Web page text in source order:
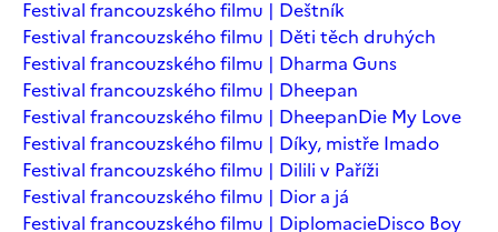
Festival francouzského filmu | Deštník
Festival francouzského filmu | Děti těch druhých
Festival francouzského filmu | Dharma Guns
Festival francouzského filmu | Dheepan
Festival francouzského filmu | DheepanDie My Love
Festival francouzského filmu | Díky, mistře Imado
Festival francouzského filmu | Dilili v Paříži
Festival francouzského filmu | Dior a já
Festival francouzského filmu | DiplomacieDisco Boy